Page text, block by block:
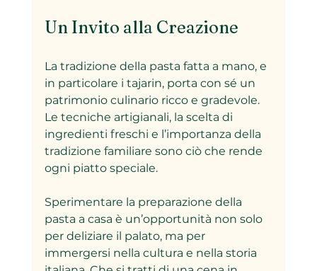
Un Invito alla Creazione
La tradizione della pasta fatta a mano, e
in particolare i tajarin, porta con sé un
patrimonio culinario ricco e gradevole.
Le tecniche artigianali, la scelta di
ingredienti freschi e l’importanza della
tradizione familiare sono ciò che rende
ogni piatto speciale.
Sperimentare la preparazione della
pasta a casa è un’opportunità non solo
per deliziare il palato, ma per
immergersi nella cultura e nella storia